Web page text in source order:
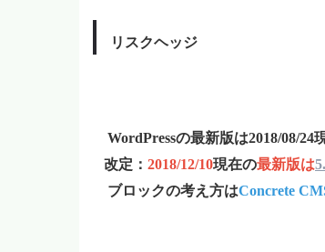
リスクヘッジ
WordPressの最新版は2018/08/24
改定： 2018/12/10現在の最新版は
ブロックの考え方はConcrete